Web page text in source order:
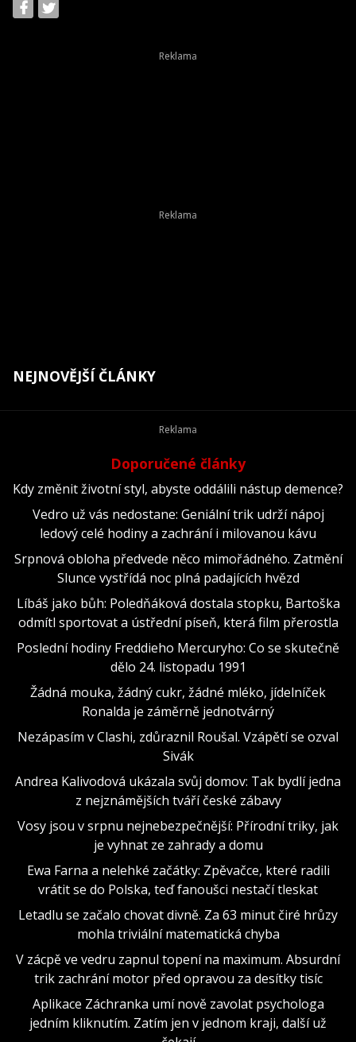
NEJNOVĚJŠÍ ČLÁNKY
Doporučené články
Kdy změnit životní styl, abyste oddálili nástup demence?
Vedro už vás nedostane: Geniální trik udrží nápoj
ledový celé hodiny a zachrání i milovanou kávu
Srpnová obloha předvede něco mimořádného. Zatmění
Slunce vystřídá noc plná padajících hvězd
Líbáš jako bůh: Poledňáková dostala stopku, Bartoška
odmítl sportovat a ústřední píseň, která film přerostla
Poslední hodiny Freddieho Mercuryho: Co se skutečně
dělo 24. listopadu 1991
Žádná mouka, žádný cukr, žádné mléko, jídelníček
Ronalda je záměrně jednotvárný
Nezápasím v Clashi, zdůraznil Roušal. Vzápětí se ozval
Sivák
Andrea Kalivodová ukázala svůj domov: Tak bydlí jedna
z nejznámějších tváří české zábavy
Vosy jsou v srpnu nejnebezpečnější: Přírodní triky, jak
je vyhnat ze zahrady a domu
Ewa Farna a nelehké začátky: Zpěvačce, které radili
vrátit se do Polska, teď fanoušci nestačí tleskat
Letadlu se začalo chovat divně. Za 63 minut čiré hrůzy
mohla triviální matematická chyba
V zácpě ve vedru zapnul topení na maximum. Absurdní
trik zachrání motor před opravou za desítky tisíc
Aplikace Záchranka umí nově zavolat psychologa
jedním kliknutím. Zatím jen v jednom kraji, další už